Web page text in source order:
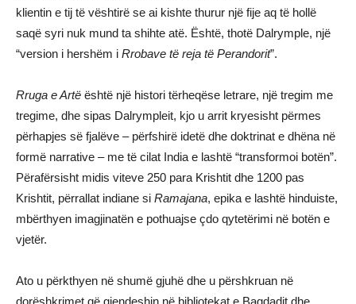
klientin e tij të vështirë se ai kishte thurur një fije aq të hollë
saqë syri nuk mund ta shihte atë. Është, thotë Dalrymple, një
“version i hershëm i Rrobave të reja të Perandorit”.
Rruga e Artë është një histori tërheqëse letrare, një tregim me
tregime, dhe sipas Dalrympleit, kjo u arrit kryesisht përmes
përhapjes së fjalëve – përfshirë idetë dhe doktrinat e dhëna në
formë narrative – me të cilat India e lashtë “transformoi botën”.
Përafërsisht midis viteve 250 para Krishtit dhe 1200 pas
Krishtit, përrallat indiane si Ramajana, epika e lashtë hinduiste,
mbërthyen imagjinatën e pothuajse çdo qytetërimi në botën e
vjetër.
Ato u përkthyen në shumë gjuhë dhe u përshkruan në
dorëshkrimet që gjendeshin në bibliotekat e Bagdadit dhe